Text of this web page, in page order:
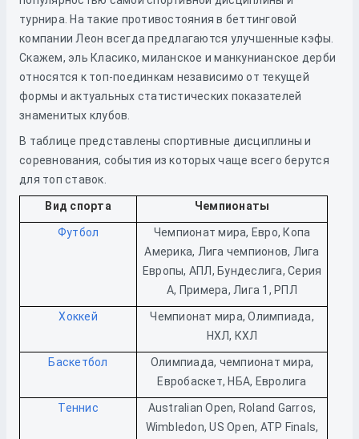
турнира. На такие противостояния в беттинговой
компании Леон всегда предлагаются улучшенные кэфы.
Скажем, эль Класико, миланское и манкунианское дерби
относятся к топ-поединкам независимо от текущей
формы и актуальных статистических показателей
знаменитых клубов.
В таблице представлены спортивные дисциплины и
соревнования, события из которых чаще всего берутся
для топ ставок.
Вид спорта Чемпионаты
Футбол
Чемпионат мира, Евро, Копа
Америка, Лига чемпионов, Лига
Европы, АПЛ, Бундеслига, Серия
А, Примера, Лига 1, РПЛ
Хоккей
Чемпионат мира, Олимпиада,
НХЛ, КХЛ
Баскетбол
Олимпиада, чемпионат мира,
Евробаскет, НБА, Евролига
Теннис
Australian Open, Roland Garros,
Wimbledon, US Open, ATP Finals,